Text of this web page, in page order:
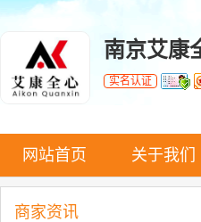
南京艾康
实名认证
网站首页 关于我们
商家资讯